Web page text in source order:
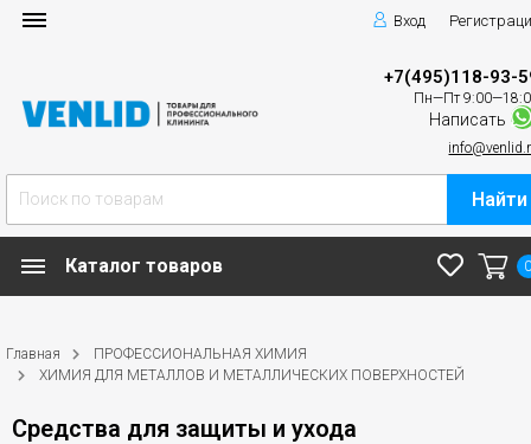
Вход
+7(495)118-93-
Пн—Пт
Написать
Найти
Каталог товаров
Главная
ПРОФЕССИОНАЛЬНАЯ ХИМИЯ
ХИМИЯ ДЛЯ МЕТАЛЛОВ И МЕТАЛЛИЧЕСКИХ ПОВЕРХНОСТЕЙ
Средства для защиты и ухода